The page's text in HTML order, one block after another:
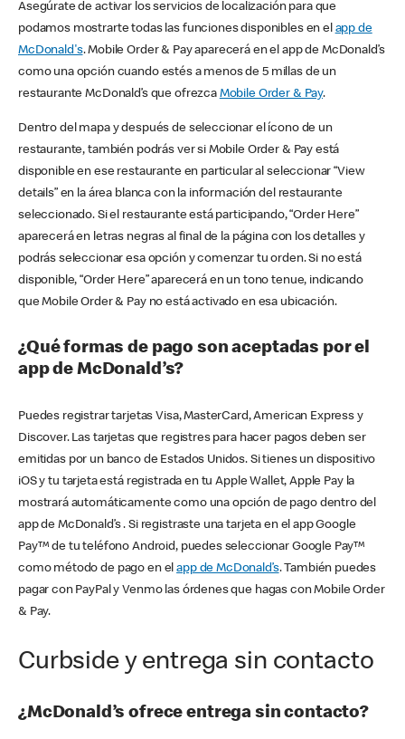
Asegúrate de activar los servicios de localización para que
podamos mostrarte todas las funciones disponibles en el app de
McDonald's. Mobile Order & Pay aparecerá en el app de McDonald’s
como una opción cuando estés a menos de 5 millas de un
restaurante McDonald’s que ofrezca Mobile Order & Pay.
Dentro del mapa y después de seleccionar el ícono de un
restaurante, también podrás ver si Mobile Order & Pay está
disponible en ese restaurante en particular al seleccionar “View
details” en la área blanca con la información del restaurante
seleccionado. Si el restaurante está participando, “Order Here”
aparecerá en letras negras al final de la página con los detalles y
podrás seleccionar esa opción y comenzar tu orden. Si no está
disponible, “Order Here” aparecerá en un tono tenue, indicando
que Mobile Order & Pay no está activado en esa ubicación.
¿Qué formas de pago son aceptadas por el
app de McDonald’s?
Puedes registrar tarjetas Visa, MasterCard, American Express y
Discover. Las tarjetas que registres para hacer pagos deben ser
emitidas por un banco de Estados Unidos. Si tienes un dispositivo
iOS y tu tarjeta está registrada en tu Apple Wallet, Apple Pay la
mostrará automáticamente como una opción de pago dentro del
app de McDonald’s . Si registraste una tarjeta en el app Google
Pay™ de tu teléfono Android, puedes seleccionar Google Pay™
como método de pago en elapp de McDonald’s. También puedes
pagar con PayPal y Venmo las órdenes que hagas con Mobile Order
& Pay.
Curbside y entrega sin contacto
¿McDonald’s ofrece entrega sin contacto?